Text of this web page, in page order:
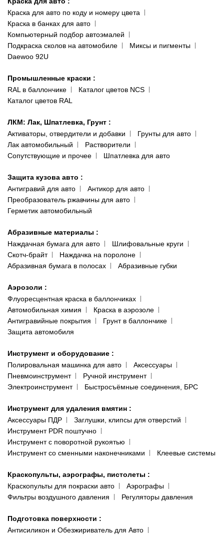
093 611-39-23
(ориентир: Интайм №40)
Одесса
пр-т Акад. Глушко, 29
066 554-97-70
Доставка и оплата
Сотрудничество
Наши публикации
Публичная оферта
Политика конфиденциальности
Краска для авто по коду и номеру цвета
Краска в банках для авто
Компьютерный подбор автоэмалей
Подкраска сколов на автомобиле
Миксы и пигменты
Daewoo 92U
Промышленные краски :
RAL в баллончике
Каталог цветов NCS
Каталог цветов RAL
ЛКМ: Лак, Шпатлевка, Грунт :
Активаторы, отвердители и добавки
Грунты для авто
Лак автомобильный
Растворители
Сопутствующие и прочее
Шпатлевка для авто
Защита кузова авто :
Антигравий для авто
Антикор для авто
Преобразователь ржавчины для авто
Герметик автомобильный
Абразивные материалы :
Наждачная бумага для авто
Шлифовальные круги
Скотч-брайт
Наждачка на поролоне
Абразивная бумага в полосах
Абразивные губки
Аэрозоли :
Флуоресцентная краска в баллончиках
Автомобильная химия
Краска в аэрозоле
Антигравийные покрытия
Грунт в баллончике
Защита автомобиля
Инструмент и оборудование :
Полировальная машинка для авто
Аксессуары
Пневмоинструмент
Ручной инструмент
Электроинструмент
Быстросъёмные соединения, БРС
Инструмент для удаления вмятин :
Аксессуары ПДР
Заглушки, клипсы для отверстий
Инструмент PDR поштучно
Инструмент с поворотной рукоятью
Инструмент со сменными наконечниками
Клеевые системы
Краскопульты, аэрографы, пистолеты :
Краскопульты для покраски авто
Аэрографы
Фильтры воздушного давления
Регуляторы давления
Подготовка поверхности :
Антисиликон и Обезжириватель для Авто